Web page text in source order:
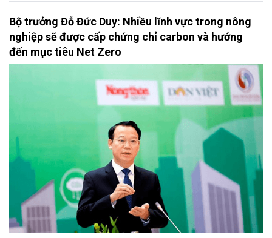
Bộ trưởng Đỗ Đức Duy: Nhiều lĩnh vực trong nông
nghiệp sẽ được cấp chứng chỉ carbon và hướng
đến mục tiêu Net Zero